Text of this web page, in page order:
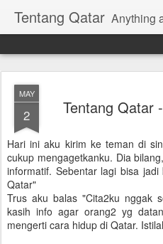
Tentang Qatar Anything
MAY
2 Tentang Qatar
Hari ini aku kirim ke teman di
cukup mengagetkanku. Dia
informatif. Sebentar lagi bisa
Qatar"
Trus aku balas "Cita2ku nggak
kasih info agar orang2 yg
mengerti cara hidup di Qatar.